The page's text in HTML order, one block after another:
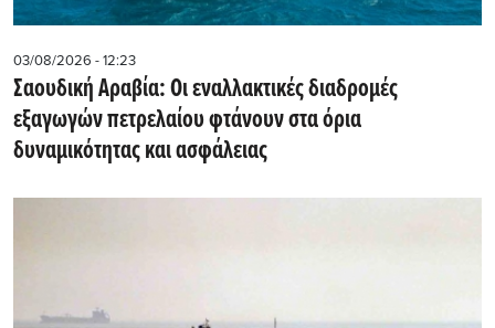
03/08/2026 - 12:23
Σαουδική Αραβία: Οι εναλλακτικές διαδρομές
εξαγωγών πετρελαίου φτάνουν στα όρια
δυναμικότητας και ασφάλειας